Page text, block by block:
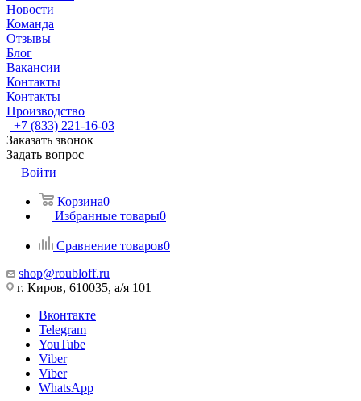
Новости
Команда
Отзывы
Блог
Вакансии
Контакты
Контакты
Производство
+7 (833) 221-16-03
Заказать звонок
Задать вопрос
Войти
Корзина0
Избранные товары0
Сравнение товаров0
shop@roubloff.ru
г. Киров, 610035, а/я 101
Вконтакте
Telegram
YouTube
Viber
Viber
WhatsApp